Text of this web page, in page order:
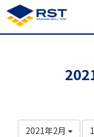
2021年2月